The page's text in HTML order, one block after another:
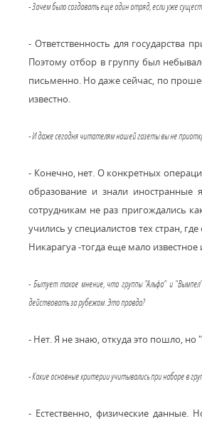
- Зачем было создавать еще один отряд, если уже
- Ответственность для государства
Поэтому отбор в группу был
письменно. Но даже сейчас, по
известно.
- И даже сегодня читателям нашей газеты вы не
- Конечно, нет. О конкретных
образование и знали
сотрудникам не раз пригождались
учились у специалистов тех стран,
Никарагуа -тогда еще мало
- Бытует такое мнение, что группы "Альфа" и
действовать за рубежом. Это правда?
- Нет. Я не знаю, откуда это пошло, но
- Какие основные критерии учитывались при наборе в
- Естественно, физические